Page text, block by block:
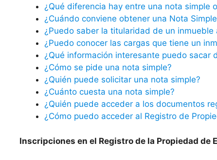
¿Qué diferencia hay entre una nota simple
¿Cuándo conviene obtener una Nota
¿Puedo saber la titularidad de un
¿Puedo conocer las cargas que tiene un
¿Qué información interesante puedo sacar
¿Cómo se pide una nota simple?
¿Quién puede solicitar una nota simple?
¿Cuánto cuesta una nota simple?
¿Quién puede acceder a los documentos
¿Cómo puedo acceder al Registro de
Inscripciones en el Registro de la Propiedad de